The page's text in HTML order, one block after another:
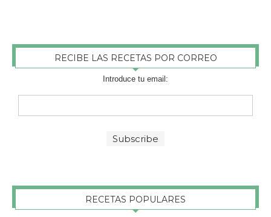
RECIBE LAS RECETAS POR CORREO
Introduce tu email:
RECETAS POPULARES